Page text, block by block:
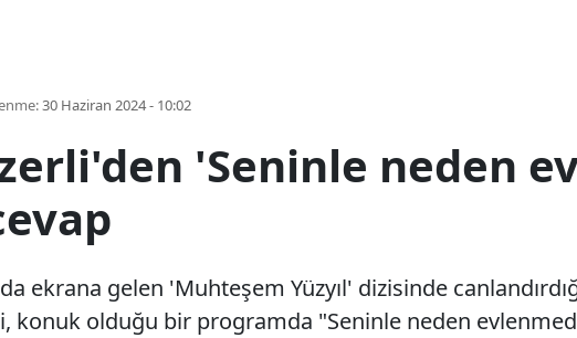
30 Haziran 2024 - 10:02
'Seninle neden
ekrana gelen 'Muhteşem Yüzyıl' dizisinde
konuk olduğu bir programda "Seninle neden